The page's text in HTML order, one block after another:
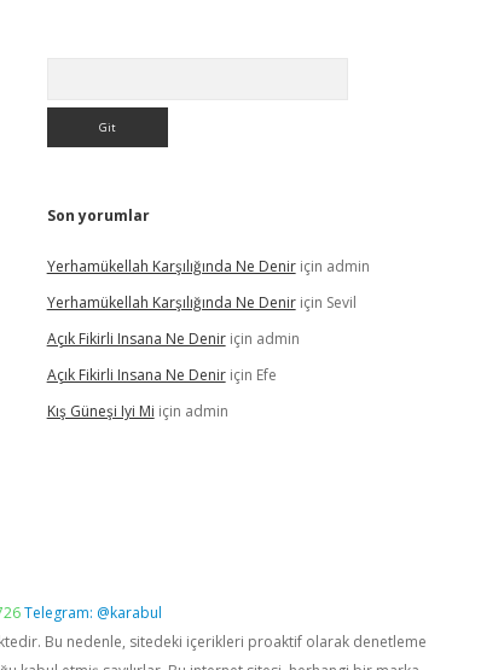
Son yorumlar
Yerhamükellah Karşılığında Ne Deniriçin admin
Yerhamükellah Karşılığında Ne Deniriçin Sevil
Açık Fikirli Insana Ne Deniriçin admin
Açık Fikirli Insana Ne Deniriçin Efe
Kış Güneşi Iyi Mi için admin
Telegram: @karabul
Bu nedenle, sitedeki içerikleri proaktif olarak denetleme